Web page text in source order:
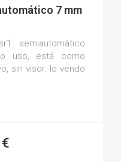
7 mm
semiautomático
uso, está como
sin visor. lo vendo